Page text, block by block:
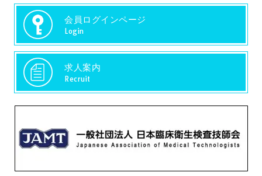
会員ログインページ
Login
求人案内
Recruit